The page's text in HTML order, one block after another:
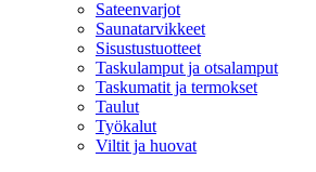
Sateenvarjot
Saunatarvikkeet
Sisustustuotteet
Taskulamput ja otsalamput
Taskumatit ja termokset
Taulut
Työkalut
Viltit ja huovat